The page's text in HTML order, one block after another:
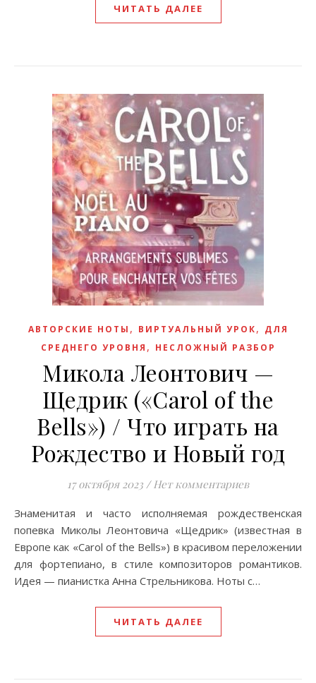
ЧИТАТЬ ДАЛЕЕ
АВТОРСКИЕ НОТЫ , ВИРТУАЛЬНЫЙ УРОК, ДЛЯ
СРЕДНЕГО УРОВНЯ , НЕСЛОЖНЫЙ РАЗБОР
Микола Леонтович —
Щедрик («Carol of the
Bells») / Что играть на
Рождество и Новый год
17 октября 2023 / Нет комментариев
Знаменитая и часто исполняемая рождественская
попевка Миколы Леонтовича «Щедрик» (известная в
Европе как «Carol of the Bells») в красивом переложении
для фортепиано, в стиле композиторов романтиков.
Идея — пианистка Анна Стрельникова. Ноты с…
ЧИТАТЬ ДАЛЕЕ